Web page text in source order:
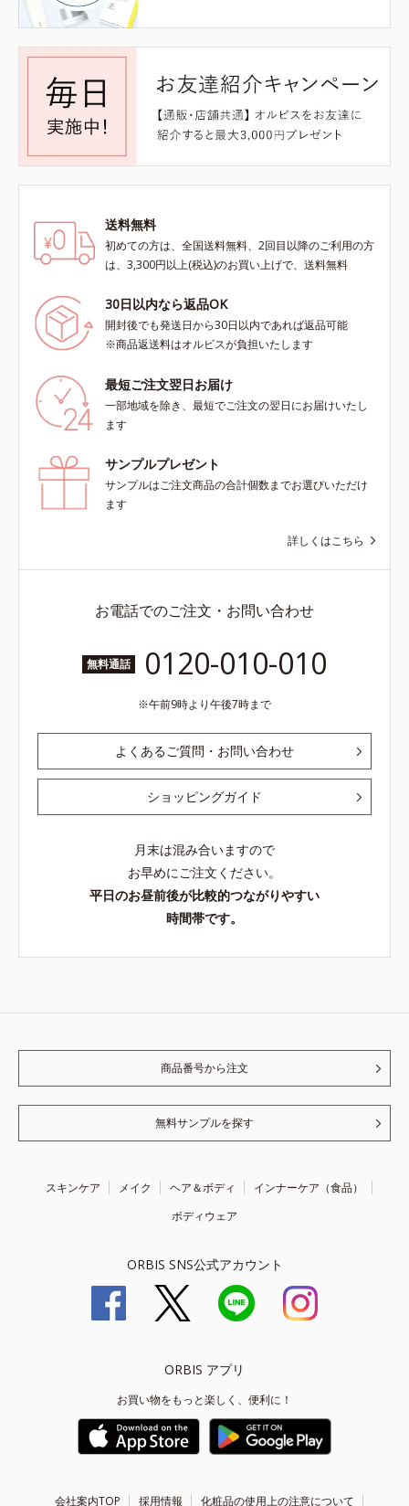
送料無料
初めての方は、全国送料無料、2回目以降のご利用の方
は、3,300円以上(税込)のお買い上げで、送料無料
30日以内なら返品OK
開封後でも発送日から30日以内であれば返品可能
※商品返送料はオルビスが負担いたします
最短ご注文翌日お届け
一部地域を除き、最短でご注文の翌日にお届けいたし
ます
サンプルプレゼント
サンプルはご注文商品の合計個数までお選びいただけ
ます
詳しくはこちら
お電話でのご注文・お問い合わせ
無料通話 0120-010-010
午前9時より午後7時まで
よくあるご質問・お問い合わせ
ショッピングガイド
月末は混み合いますので
お早めにご注文ください。
平日のお昼前後が比較的つながりやすい
時間帯です。
商品番号から注文
無料サンプルを探す
スキンケア メイク ヘア＆ボディ
インナーケア（食品）
ボディウェア
ORBIS SNS公式アカウント
ORBIS アプリ
お買い物をもっと楽しく、便利に！
会社案内TOP 採用情報 化粧品の使用上の注意について